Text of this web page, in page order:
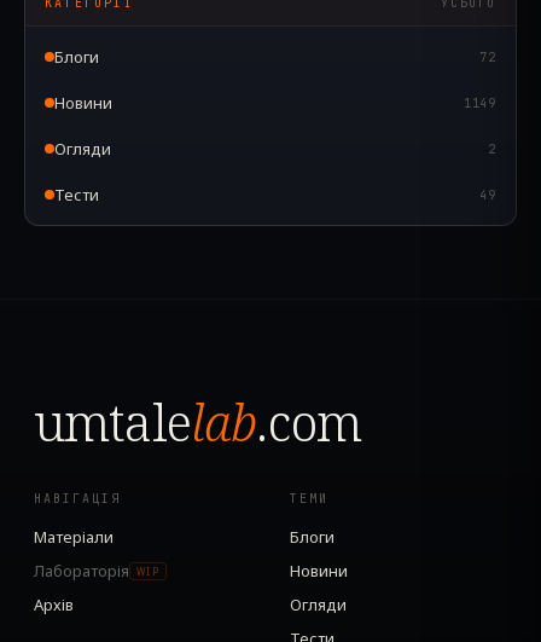
КАТЕГОРІЇ УСЬОГО
Блоги 72
Новини 1149
Огляди 2
Тести 49
umtalelab.com
НАВІГАЦІЯ
Матеріали
Лабораторія
WIP
Архів
ТЕМИ
Блоги
Новини
Огляди